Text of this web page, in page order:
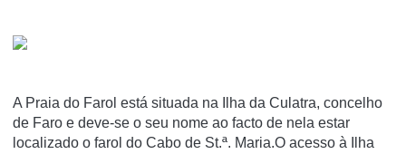
A Praia do Farol está situada na Ilha da Culatra, concelho
de Faro e deve-se o seu nome ao facto de nela estar
localizado o farol do Cabo de St.ª. Maria.O acesso à Ilha